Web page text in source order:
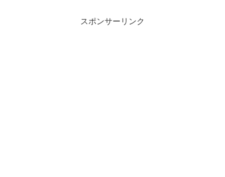
スポンサーリンク